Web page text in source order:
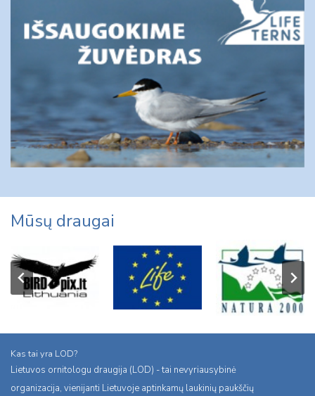
Mūsų draugai
Kas tai yra LOD?
Lietuvos ornitologu draugija (LOD) - tai nevyriausybinė
organizacija, vienijanti Lietuvoje aptinkamų laukinių paukščių